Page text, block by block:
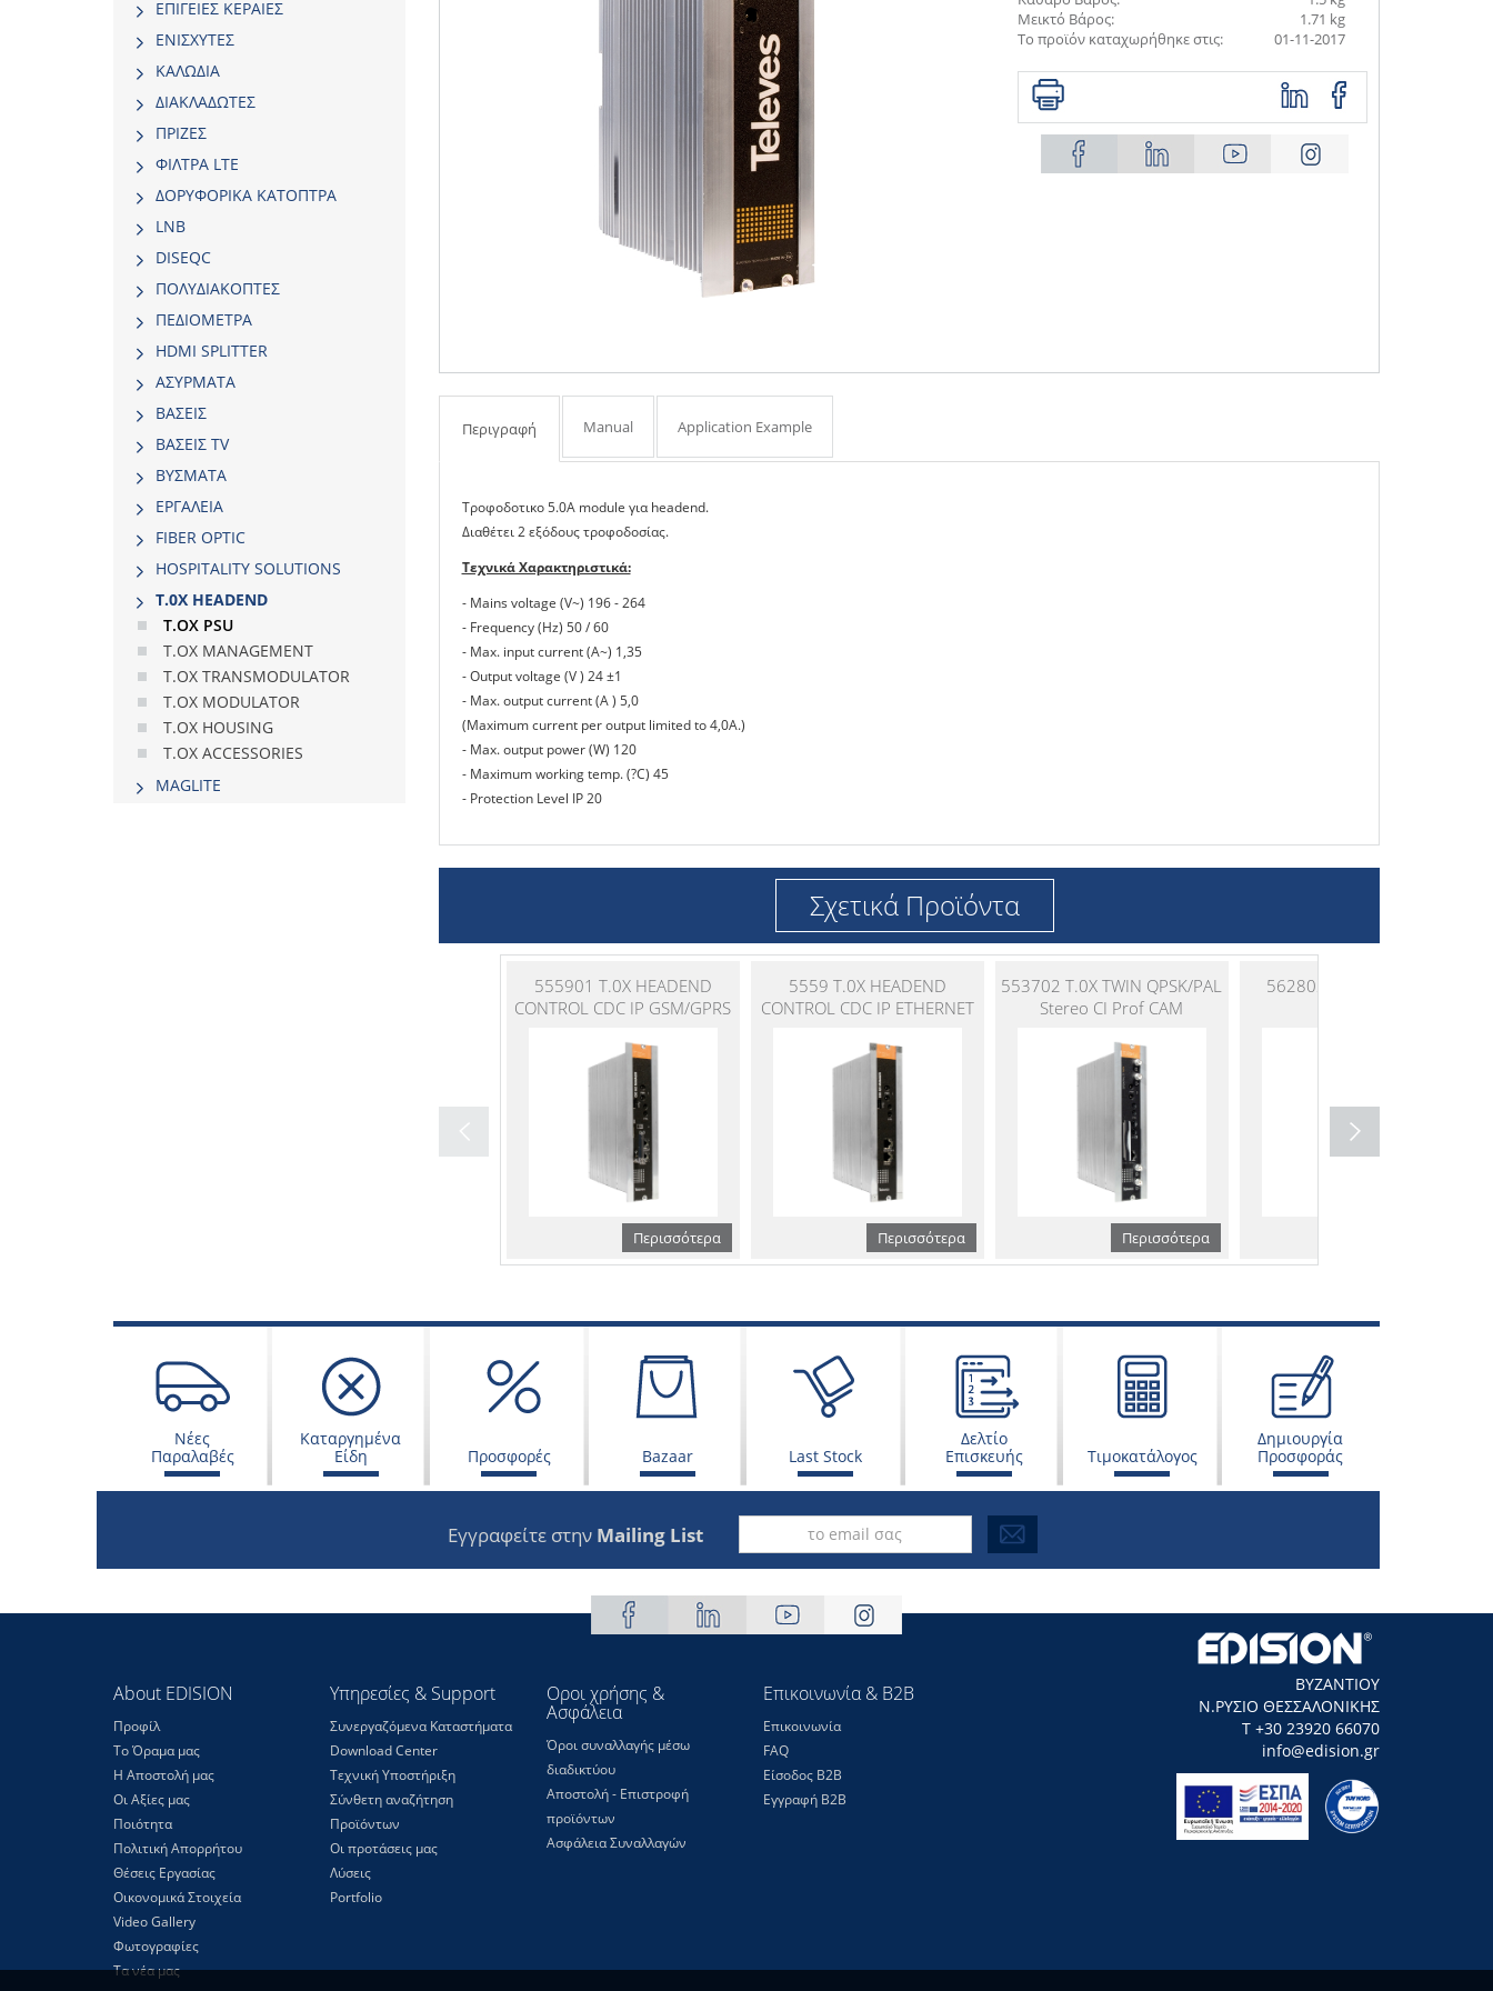
ΕΠΙΓΕΙΕΣ ΚΕΡΑΙΕΣ
ΕΝΙΣΧΥΤΕΣ
ΚΑΛΩΔΙΑ
ΔΙΑΚΛΑΔΩΤΕΣ
ΠΡΙΖΕΣ
ΦΙΛΤΡΑ LTE
ΔΟΡΥΦΟΡΙΚΑ ΚΑΤΟΠΤΡΑ
LNB
DISEQC
ΠΟΛΥΔΙΑΚΟΠΤΕΣ
ΠΕΔΙΟΜΕΤΡΑ
HDMI SPLITTER
ΑΣΥΡΜΑΤΑ
ΒΑΣΕΙΣ
ΒΑΣΕΙΣ TV
ΒΥΣΜΑΤΑ
ΕΡΓΑΛΕΙΑ
FIBER OPTIC
HOSPITALITY SOLUTIONS
Τ.0Χ HEADEND
T.OX PSU
T.OX MANAGEMENT
T.OX TRANSMODULATOR
T.OX MODULATOR
T.OX HOUSING
T.OX ACCESSORIES
MAGLITE
Μεικτό Βάρος:
1.71 kg
Το προϊόν καταχωρήθηκε στις:
01-11-2017
Περιγραφή Manual Application Example
Τροφοδοτικο 5.0A module για headend.
Διαθέτει 2 εξόδους τροφοδοσίας.
Τεχνικά Χαρακτηριστικά:
- Mains voltage (V~) 196 - 264
- Frequency (Hz) 50 / 60
- Max. input current (A~) 1,35
- Output voltage (V ) 24 ±1
- Max. output current (A ) 5,0
(Maximum current per output limited to 4,0A.)
- Max. output power (W) 120
- Maximum working temp. (?C) 45
- Protection Level IP 20
Σχετικά Προϊόντα
555901 T.0X HEADEND
CONTROL CDC IP GSM/GPRS
Περισσότερα
5559 T.0X HEADEND
CONTROL CDC IP ETHERNET
Περισσότερα
553702 T.0X TWIN QPSK/PAL
Stereo CI Prof CAM
Περισσότερα
562802 T.0X PSU Single
Νέες
Παραλαβές
Καταργημένα
Είδη
Προσφορές Bazaar Last Stock
Δελτίο
Επισκευής
Τιμοκατάλογος
Δημιουργία
Προσφοράς
Εγγραφείτε στην Mailing List
About EDISION
Προφίλ
Το Όραμα μας
Η Αποστολή μας
Οι Αξίες μας
Ποιότητα
Πολιτική Απορρήτου
Θέσεις Eργασίας
Οικονομικά Στοιχεία
Video Gallery
Φωτογραφίες
Τα νέα μας
Υπηρεσίες & Support
Συνεργαζόμενα Καταστήματα
Download Center
Τεχνική Υποστήριξη
Σύνθετη αναζήτηση
Προϊόντων
Οι προτάσεις μας
Λύσεις
Portfolio
Οροι χρήσης &
Ασφάλεια
Όροι συναλλαγής μέσω
διαδικτύου
Αποστολή - Επιστροφή
προϊόντων
Ασφάλεια Συναλλαγών
Επικοινωνία & B2B
Επικοινωνία
FAQ
Είσοδος Β2Β
Εγγραφή Β2Β
ΒΥΖΑΝΤΙΟΥ
Ν.ΡΥΣΙΟ ΘΕΣΣΑΛΟΝΙΚΗΣ
Τ +30 23920 66070
info@edision.gr